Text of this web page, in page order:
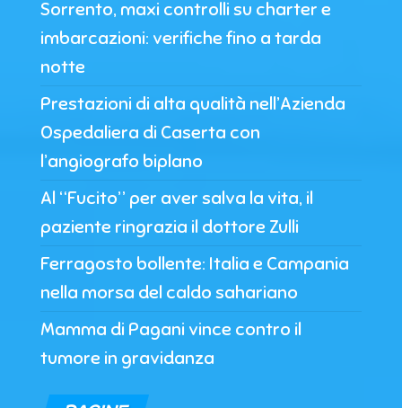
Sorrento, maxi controlli su charter e
imbarcazioni: verifiche fino a tarda
notte
Prestazioni di alta qualità nell’Azienda
Ospedaliera di Caserta con
l’angiografo biplano
Al “Fucito” per aver salva la vita, il
paziente ringrazia il dottore Zulli
Ferragosto bollente: Italia e Campania
nella morsa del caldo sahariano
Mamma di Pagani vince contro il
tumore in gravidanza